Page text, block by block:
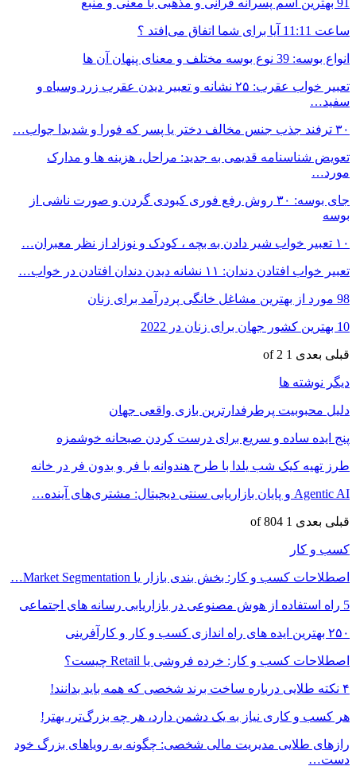
91 بهترین اسم پسرانه قرآنی و مذهبی با معنی و منبع
ساعت 11:11 آیا برای شما اتفاق می‌افتد ؟
انواع بوسه: 39 نوع بوسه مختلف و معنای پنهان آن ها
تعبیر خواب عقرب: ۲۵ نشانه و تعبیر دیدن عقرب زرد وسیاه و
سفید…
۳۰ ترفند جذب جنس مخالف دختر یا پسر که فورا و شدیدا جواب…
تعویض شناسنامه قدیمی به جدید: مراحل، هزینه ها و مدارک
مورد…
جای بوسه: ۳۰ روش رفع فوری کبودی گردن و صورت ناشی از
بوسه
۱۰ تعبیر خواب شیر دادن به بچه ، کودک و نوزاد از نظر معبران…
تعبیر خواب افتادن دندان: ۱۱ نشانه دیدن دندان افتادن در خواب…
98 مورد از بهترین مشاغل خانگی پردرآمد برای زنان
10 بهترین کشور جهان برای زنان در 2022
قبلی بعدی 1 of 2
دیگر نوشته ها
دلیل محبوبیت پرطرفدارترین بازی واقعی جهان
پنج ایده ساده و سریع برای درست کردن صبحانه خوشمزه
طرز تهیه کیک شب یلدا با طرح هندوانه با فر و بدون فر در خانه
Agentic AI و پایان بازاریابی سنتی دیجیتال: مشتری‌های آینده…
قبلی بعدی 1 of 804
کسب و کار
اصطلاحات کسب و کار: بخش بندی بازار یا Market Segmentation…
5 راه استفاده از هوش مصنوعی در بازاریابی رسانه های اجتماعی
۲۵۰ بهترین ایده های راه اندازی کسب و کار و کارآفرینی
اصطلاحات کسب و کار: خرده فروشی یا Retail چیست؟
۴ نکته طلایی درباره ساخت برند شخصی که همه باید بدانند!
هر کسب و کاری نیاز به یک دشمن دارد، هر چه بزرگ‌تر، بهتر!
رازهای طلایی مدیریت مالی شخصی: چگونه به رویاهای بزرگ خود
دست…